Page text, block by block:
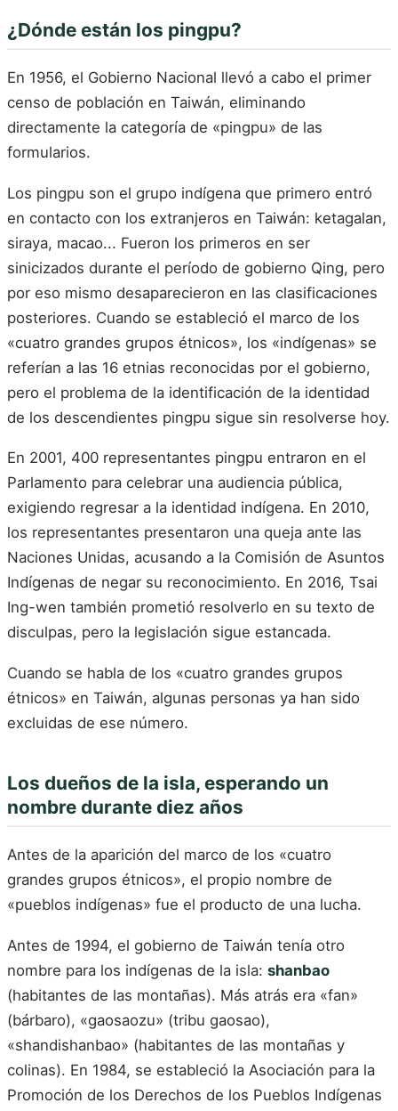
¿Dónde están los pingpu?
En 1956, el Gobierno Nacional llevó a cabo el primer
censo de población en Taiwán, eliminando
directamente la categoría de «pingpu» de las
formularios.
Los pingpu son el grupo indígena que primero entró
en contacto con los extranjeros en Taiwán: ketagalan,
siraya, macao... Fueron los primeros en ser
sinicizados durante el período de gobierno Qing, pero
por eso mismo desaparecieron en las clasificaciones
posteriores. Cuando se estableció el marco de los
«cuatro grandes grupos étnicos», los «indígenas» se
referían a las 16 etnias reconocidas por el gobierno,
pero el problema de la identificación de la identidad
de los descendientes pingpu sigue sin resolverse hoy.
En 2001, 400 representantes pingpu entraron en el
Parlamento para celebrar una audiencia pública,
exigiendo regresar a la identidad indígena. En 2010,
los representantes presentaron una queja ante las
Naciones Unidas, acusando a la Comisión de Asuntos
Indígenas de negar su reconocimiento. En 2016, Tsai
Ing-wen también prometió resolverlo en su texto de
disculpas, pero la legislación sigue estancada.
Cuando se habla de los «cuatro grandes grupos
étnicos» en Taiwán, algunas personas ya han sido
excluidas de ese número.
Los dueños de la isla, esperando un
nombre durante diez años
Antes de la aparición del marco de los «cuatro
grandes grupos étnicos», el propio nombre de
«pueblos indígenas» fue el producto de una lucha.
Antes de 1994, el gobierno de Taiwán tenía otro
nombre para los indígenas de la isla: shanbao
(habitantes de las montañas). Más atrás era «fan»
(bárbaro), «gaosaozu» (tribu gaosao),
«shandishanbao» (habitantes de las montañas y
colinas). En 1984, se estableció la Asociación para la
Promoción de los Derechos de los Pueblos Indígenas